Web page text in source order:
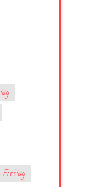
Freitag